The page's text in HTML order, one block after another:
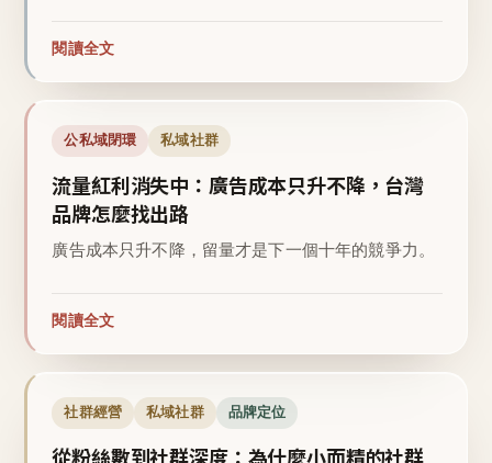
閱讀全文
公私域閉環 私域社群
流量紅利消失中：廣告成本只升不降，台灣
品牌怎麼找出路
廣告成本只升不降，留量才是下一個十年的競爭力。
閱讀全文
社群經營 私域社群 品牌定位
從粉絲數到社群深度：為什麼小而精的社群